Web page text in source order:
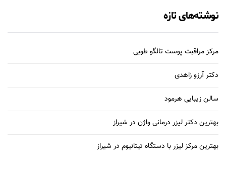
نوشته‌های تازه
مرکز مراقبت پوست تالگو طوبی
دکتر آرزو زاهدی
سالن زیبایی هرمود
بهترین دکتر لیزر درمانی واژن در شیراز
بهترین مرکز لیزر با دستگاه تیتانیوم در شیراز